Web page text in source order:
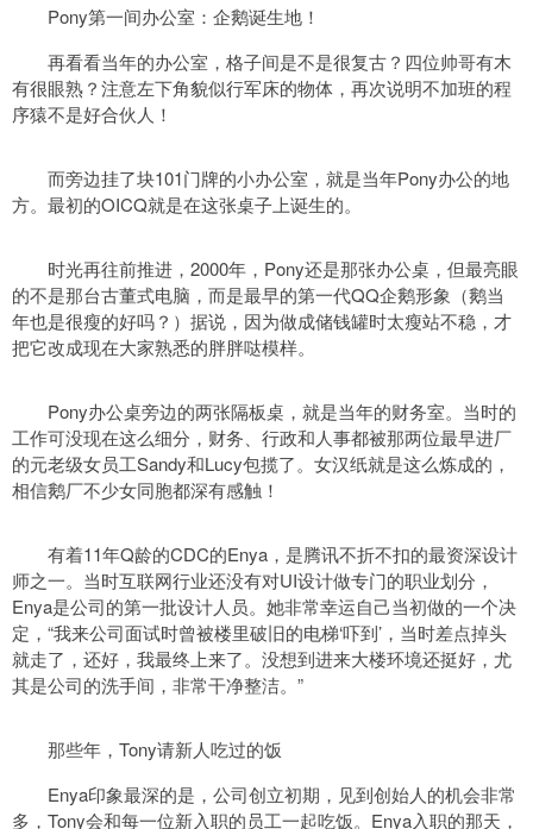
Pony第一间办公室：企鹅诞生地！
再看看当年的办公室，格子间是不是很复古？四位帅哥有木
有很眼熟？注意左下角貌似行军床的物体，再次说明不加班的程
序猿不是好合伙人！
而旁边挂了块101门牌的小办公室，就是当年Pony办公的地
方。最初的OICQ就是在这张桌子上诞生的。
时光再往前推进，2000年，Pony还是那张办公桌，但最亮眼
的不是那台古董式电脑，而是最早的第一代QQ企鹅形象（鹅当
年也是很瘦的好吗？）据说，因为做成储钱罐时太瘦站不稳，才
把它改成现在大家熟悉的胖胖哒模样。
Pony办公桌旁边的两张隔板桌，就是当年的财务室。当时的
工作可没现在这么细分，财务、行政和人事都被那两位最早进厂
的元老级女员工Sandy和Lucy包揽了。女汉纸就是这么炼成的，
相信鹅厂不少女同胞都深有感触！
有着11年Q龄的CDC的Enya，是腾讯不折不扣的最资深设计
师之一。当时互联网行业还没有对UI设计做专门的职业划分，
Enya是公司的第一批设计人员。她非常幸运自己当初做的一个决
定，“我来公司面试时曾被楼里破旧的电梯‘吓到’，当时差点掉头
就走了，还好，我最终上来了。没想到进来大楼环境还挺好，尤
其是公司的洗手间，非常干净整洁。”
那些年，Tony请新人吃过的饭
Enya印象最深的是，公司创立初期，见到创始人的机会非常
多，Tony会和每一位新入职的员工一起吃饭。Enya入职的那天，